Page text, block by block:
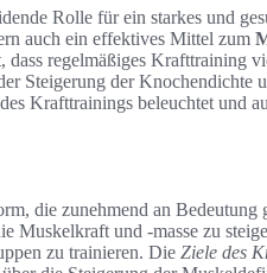
Rolle für ein starkes und
auch ein effektives Mittel zum
dass regelmäßiges Krafttraining
Steigerung der Knochendichte
Krafttrainings beleuchtet und
die zunehmend an Bedeutung
Muskelkraft und -masse zu
zu trainieren. Die Ziele des